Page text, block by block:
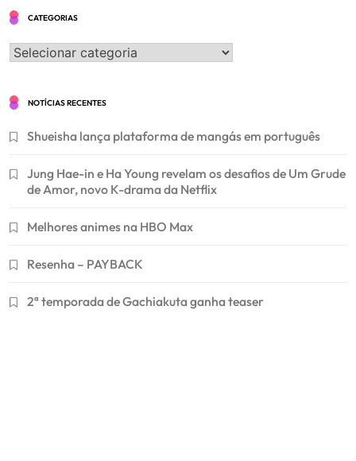
CATEGORIAS
Categorias
NOTÍCIAS RECENTES
Shueisha lança plataforma de mangás em português
Jung Hae-in e Ha Young revelam os desafios de Um Grude
de Amor, novo K-drama da Netflix
Melhores animes na HBO Max
Resenha – PAYBACK
2ª temporada de Gachiakuta ganha teaser